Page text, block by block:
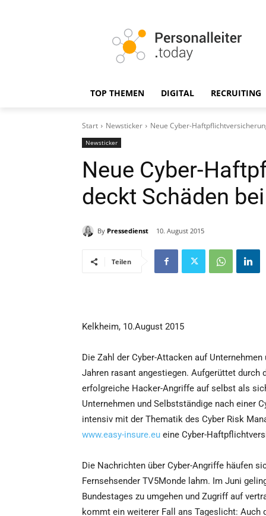
TOP THEMEN DIGITAL RECRUITING
Start Newsticker Neue Cyber-
Newsticker
Neue Cyber-
deckt Schäden
By Pressedienst 10. August 2015
Teilen
Kelkheim, 10.August 2015
Die Zahl der Cyber-Attacken auf
Jahren rasant angestiegen. Aufgerüttet durch
erfolgreiche Hacker-Angriffe auf selbst als
Unternehmen und Selbstständige nach einer
intensiv mit der Thematik des Cyber Risk
www.easy-insure.eu eine Cyber-
Die Nachrichten über Cyber-Angriffe häufen
Fernsehsender TV5Monde lahm. Im Juni
Bundestages zu umgehen und Zugriff auf
kommt ein weiterer Fall ans Tageslicht: Auch